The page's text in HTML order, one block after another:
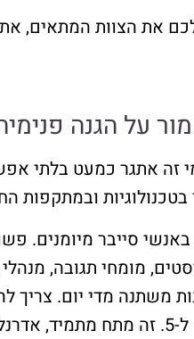
זה אתגר כמעט בלתי
ובמתקפות
באנשי סייבר מיומנים.
מומחי תגובה,
משתנה מדי יום.